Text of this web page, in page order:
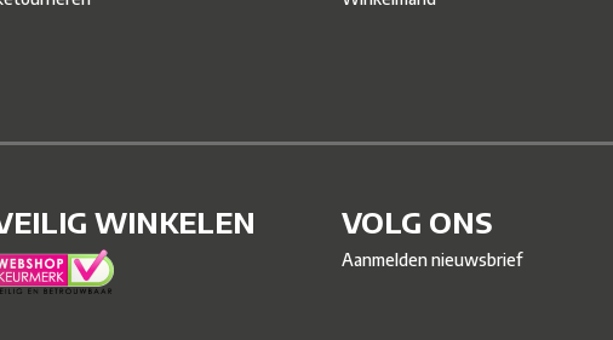
WINKELEN VOLG ONS
Aanmelden nieuwsbrief